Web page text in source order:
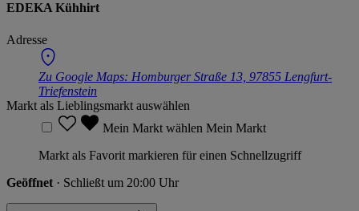
EDEKA Kühhirt
Adresse
Zu Google Maps: Homburger Straße 13, 97855 Lengfurt-
Triefenstein
Markt als Lieblingsmarkt auswählen
Mein Markt wählen Mein Markt
Markt als Favorit markieren für einen Schnellzugriff
Geöffnet · Schließt um 20:00 Uhr